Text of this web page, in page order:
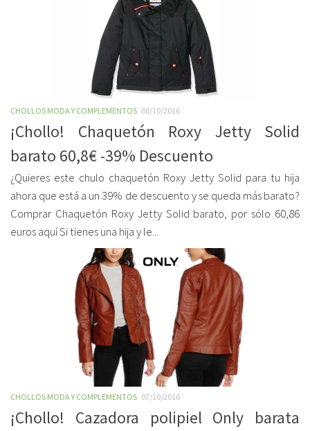
CHOLLOS MODA Y COMPLEMENTOS 08/10/2016
¡Chollo! Chaquetón Roxy Jetty Solid
barato 60,8€ -39% Descuento
¿Quieres este chulo chaquetón Roxy Jetty Solid para tu hija
ahora que está a un 39% de descuento y se queda más barato?
Comprar Chaquetón Roxy Jetty Solid barato, por sólo 60,86
euros aquí Si tienes una hija y le...
CHOLLOS MODA Y COMPLEMENTOS 07/10/2016
¡Chollo! Cazadora polipiel Only barata